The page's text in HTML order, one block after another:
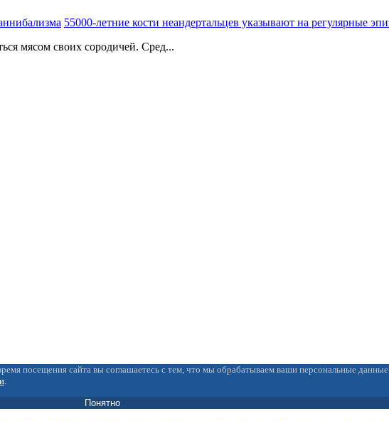
55000-летние кости неандертальцев указывают на регулярные
мясом своих сородичей. Сред...
посещения сайта вы соглашаетесь с тем, что мы обрабатываем ваши персональные
.
Понятно